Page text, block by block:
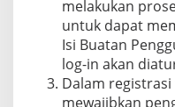
melakukan
untuk dapat
Isi Buatan
log-in akan
Dalam
mewajibkan